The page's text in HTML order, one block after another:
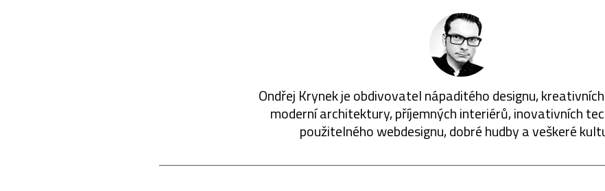
Ondřej Krynek je obdivovatel nápaditého designu,
moderní architektury, příjemných interiérů, inovativních
použitelného webdesignu, dobré hudby a veškeré